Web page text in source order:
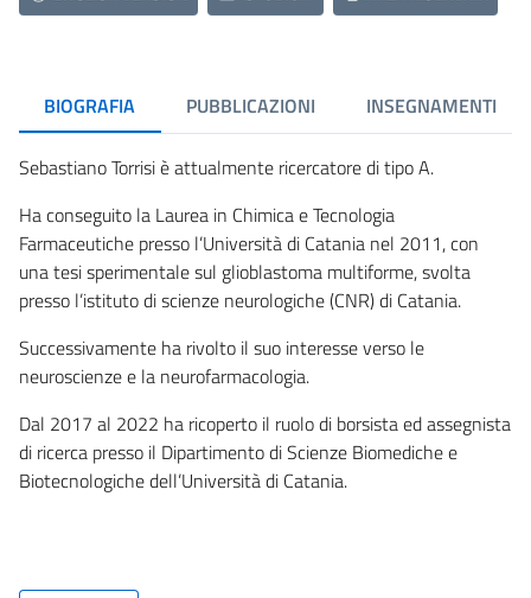
BIOGRAFIA PUBBLICAZIONI INSEGNAMENTI
Sebastiano Torrisi è attualmente ricercatore di tipo A.
Ha conseguito la Laurea in Chimica e Tecnologia
Farmaceutiche presso l’Università di Catania nel 2011, con
una tesi sperimentale sul glioblastoma multiforme, svolta
presso l’istituto di scienze neurologiche (CNR) di Catania.
Successivamente ha rivolto il suo interesse verso le
neuroscienze e la neurofarmacologia.
Dal 2017 al 2022 ha ricoperto il ruolo di borsista ed assegnista
di ricerca presso il Dipartimento di Scienze Biomediche e
Biotecnologiche dell’Università di Catania.